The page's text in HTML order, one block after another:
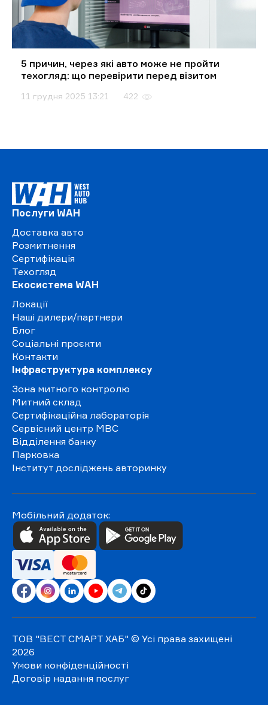
5 причин, через які авто може не пройти
техогляд: що перевірити перед візитом
11 грудня 2025 13:21 422
Послуги WAH
Доставка авто
Розмитнення
Сертифікація
Техогляд
Екосистема WAH
Локації
Наші дилери/партнери
Блог
Соціальні проєкти
Контакти
Інфраструктура комплексу
Зона митного контролю
Митний склад
Сертифікаційна лабораторія
Сервісний центр МВС
Відділення банку
Парковка
Інститут досліджень авторинку
Мобільний додаток:
ТОВ "ВЕСТ СМАРТ ХАБ" © Усі права захищені
2026
Умови конфіденційності
Договір надання послуг